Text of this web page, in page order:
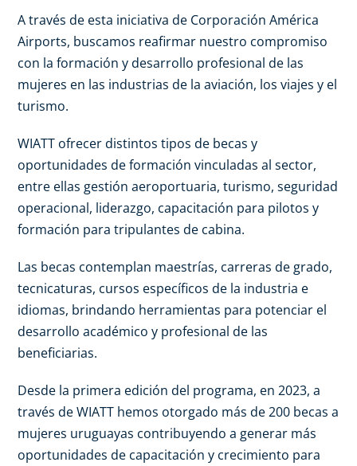
A través de esta iniciativa de Corporación América
Airports, buscamos reafirmar nuestro compromiso
con la formación y desarrollo profesional de las
mujeres en las industrias de la aviación, los viajes y el
turismo.
WIATT ofrecer distintos tipos de becas y
oportunidades de formación vinculadas al sector,
entre ellas gestión aeroportuaria, turismo, seguridad
operacional, liderazgo, capacitación para pilotos y
formación para tripulantes de cabina.
Las becas contemplan maestrías, carreras de grado,
tecnicaturas, cursos específicos de la industria e
idiomas, brindando herramientas para potenciar el
desarrollo académico y profesional de las
beneficiarias.
Desde la primera edición del programa, en 2023, a
través de WIATT hemos otorgado más de 200 becas a
mujeres uruguayas contribuyendo a generar más
oportunidades de capacitación y crecimiento para